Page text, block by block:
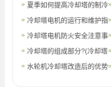
夏季如何提高冷却塔的制冷
效果
冷却塔电机的运行和维护指
南
冷却塔电机防火安全注意事
项
冷却塔的组成部分?(冷却塔
的基本组成部分)
水轮机冷却塔改造后的优势